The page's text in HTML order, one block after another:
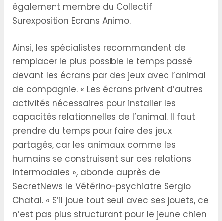
également membre du Collectif
Surexposition Ecrans Animo.
Ainsi, les spécialistes recommandent de
remplacer le plus possible le temps passé
devant les écrans par des jeux avec l’animal
de compagnie. « Les écrans privent d’autres
activités nécessaires pour installer les
capacités relationnelles de l’animal. Il faut
prendre du temps pour faire des jeux
partagés, car les animaux comme les
humains se construisent sur ces relations
intermodales », abonde auprès de
SecretNews le Vétérino-psychiatre Sergio
Chatal. « S’il joue tout seul avec ses jouets, ce
n’est pas plus structurant pour le jeune chien